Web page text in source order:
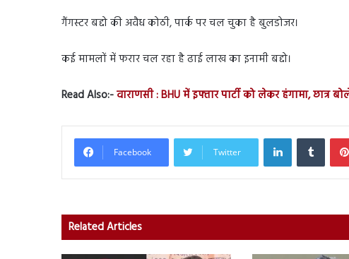
गैंगस्टर बद्दो की अवैध कोठी, पार्क पर चल चुका है बुलडोजर।
कई मामलों में फरार चल रहा है ढाई लाख का इनामी बद्दो।
Read Also:-वाराणसी : BHU में इफ्तार पार्टी को लेकर हंगामा, छात्र
Facebook Twitter
LinkedIn
Related Articles